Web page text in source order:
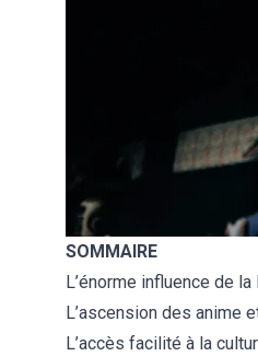
SOMMAIRE
L’énorme influence de
L’ascension des anime
L’accès facilité à la